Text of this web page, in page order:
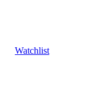
Watchlist